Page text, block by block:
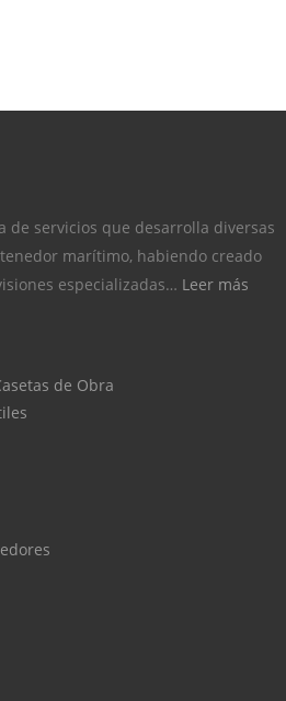
de servicios que desarrolla diversas
marítimo, habiendo creado
especializadas… Leer más
de Obra